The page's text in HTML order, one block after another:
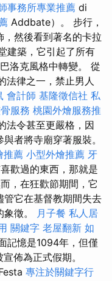
事務所專業推薦 di
Addbate）。 步行，
然後看到著名的卡拉
建築，它引起了所有
洛克風格中轉變。 從
法律之一，禁止男人
會計師 基隆徵信社 私
服務 桃園外燴服務推
法令甚至更嚴格，因
者將寺廟穿著服裝。
推薦 小型外燴推薦 牙
歡過的東西，那就是
，在狂歡節期間，它
管它在基督教期間失去
徵。
月子餐 私人居
關鍵字 老屋翻新 如
記憶是1094年，但僅
佈為正式假期。
專注於關鍵字行